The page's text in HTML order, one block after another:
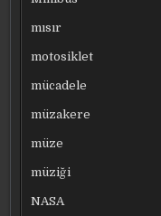
mısır
motosiklet
mücadele
müzakere
müze
müziği
NASA